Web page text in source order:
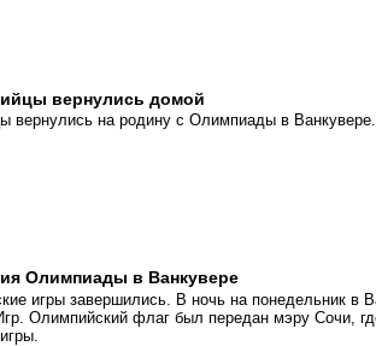
вернулись домой
вернулись на родину с Олимпиады в
Олимпиады в Ванкувере
игры завершились. В ночь на понедельник в
Олимпийский флаг был передан мэру Сочи,